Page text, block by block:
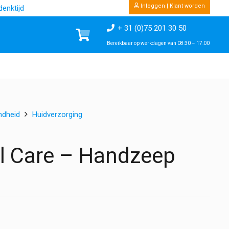
Inloggen | Klant worden
+ 31 (0)75 201 30 50
Bereikbaar op werkdagen van 08:30 – 17:00
Huidverzorging
– Handzeep